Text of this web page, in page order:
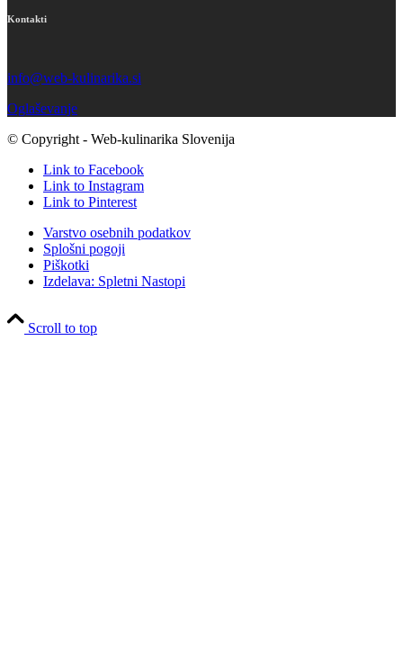
Kontakti
info@web-kulinarika.si
Oglaševanje
© Copyright - Web-kulinarika Slovenija
Link to Facebook
Link to Instagram
Link to Pinterest
Varstvo osebnih podatkov
Splošni pogoji
Piškotki
Izdelava: Spletni Nastopi
Scroll to top